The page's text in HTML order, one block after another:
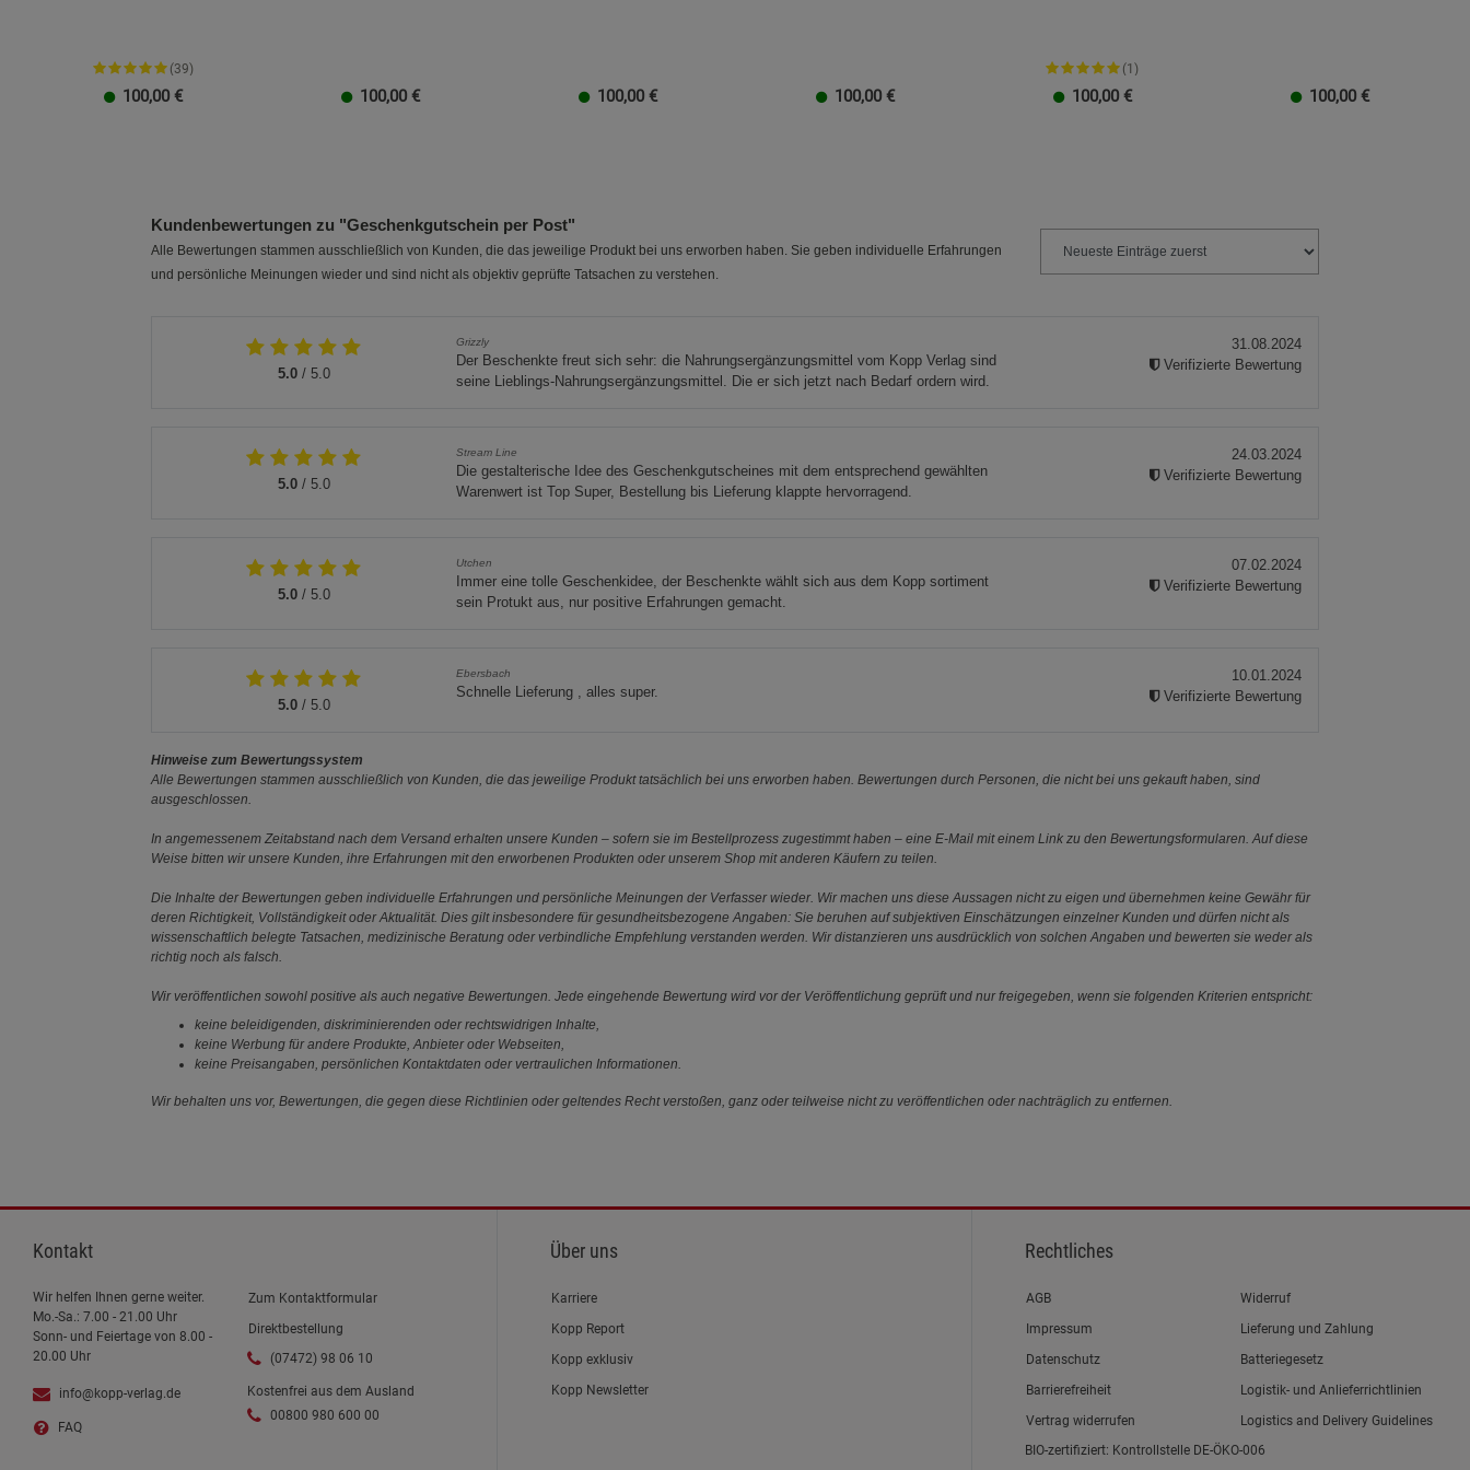
(39)
100,00 € 100,00 € 100,00 € 100,00 €
(1)
100,00 € 100,00 €
Kundenbewertungen zu "Geschenkgutschein per Post"
Alle Bewertungen stammen ausschließlich von Kunden, die das jeweilige Produkt bei uns erworben haben. Sie geben individuelle Erfahrungen
und persönliche Meinungen wieder und sind nicht als objektiv geprüfte Tatsachen zu verstehen.
5.0/ 5.0
Grizzly
Der Beschenkte freut sich sehr: die Nahrungsergänzungsmittel vom Kopp Verlag sind
seine Lieblings-Nahrungsergänzungsmittel. Die er sich jetzt nach Bedarf ordern wird.
31.08.2024
Verifizierte Bewertung
5.0/ 5.0
Stream Line
Die gestalterische Idee des Geschenkgutscheines mit dem entsprechend gewählten
Warenwert ist Top Super, Bestellung bis Lieferung klappte hervorragend.
24.03.2024
Verifizierte Bewertung
5.0/ 5.0
Utchen
Immer eine tolle Geschenkidee, der Beschenkte wählt sich aus dem Kopp sortiment
sein Protukt aus, nur positive Erfahrungen gemacht.
07.02.2024
Verifizierte Bewertung
5.0/ 5.0
Ebersbach
Schnelle Lieferung , alles super.
10.01.2024
Verifizierte Bewertung
Hinweise zum Bewertungssystem
Alle Bewertungen stammen ausschließlich von Kunden, die das jeweilige Produkt tatsächlich bei uns erworben haben. Bewertungen durch Personen, die nicht bei uns gekauft haben, sind
ausgeschlossen.
In angemessenem Zeitabstand nach dem Versand erhalten unsere Kunden – sofern sie im Bestellprozess zugestimmt haben – eine E-Mail mit einem Link zu den Bewertungsformularen. Auf diese
Weise bitten wir unsere Kunden, ihre Erfahrungen mit den erworbenen Produkten oder unserem Shop mit anderen Käufern zu teilen.
Die Inhalte der Bewertungen geben individuelle Erfahrungen und persönliche Meinungen der Verfasser wieder. Wir machen uns diese Aussagen nicht zu eigen und übernehmen keine Gewähr für
deren Richtigkeit, Vollständigkeit oder Aktualität. Dies gilt insbesondere für gesundheitsbezogene Angaben: Sie beruhen auf subjektiven Einschätzungen einzelner Kunden und dürfen nicht als
wissenschaftlich belegte Tatsachen, medizinische Beratung oder verbindliche Empfehlung verstanden werden. Wir distanzieren uns ausdrücklich von solchen Angaben und bewerten sie weder als
richtig noch als falsch.
Wir veröffentlichen sowohl positive als auch negative Bewertungen. Jede eingehende Bewertung wird vor der Veröffentlichung geprüft und nur freigegeben, wenn sie folgenden Kriterien entspricht:
keine beleidigenden, diskriminierenden oder rechtswidrigen Inhalte,
keine Werbung für andere Produkte, Anbieter oder Webseiten,
keine Preisangaben, persönlichen Kontaktdaten oder vertraulichen Informationen.
Wir behalten uns vor, Bewertungen, die gegen diese Richtlinien oder geltendes Recht verstoßen, ganz oder teilweise nicht zu veröffentlichen oder nachträglich zu entfernen.
Kontakt
Wir helfen Ihnen gerne weiter.
Mo.-Sa.: 7.00 - 21.00 Uhr
Sonn- und Feiertage von 8.00 -
20.00 Uhr
info@kopp-verlag.de
FAQ
Zum Kontaktformular
Direktbestellung
(07472) 98 06 10
Kostenfrei aus dem Ausland
00800 980 600 00
Über uns
Karriere
Kopp Report
Kopp exklusiv
Kopp Newsletter
Rechtliches
Link zum/zur
AGB
Link zum/zur
Impressum
Link zum/zur
Datenschutz
Link zum/zur
Barrierefreiheit
Vertrag widerrufen
Widerruf
Lieferung und Zahlung
Batteriegesetz
Logistik- und Anlieferrichtlinien
Logistics and Delivery Guidelines
BIO-zertifiziert: Kontrollstelle DE-ÖKO-006
Marketing Cookies (3)